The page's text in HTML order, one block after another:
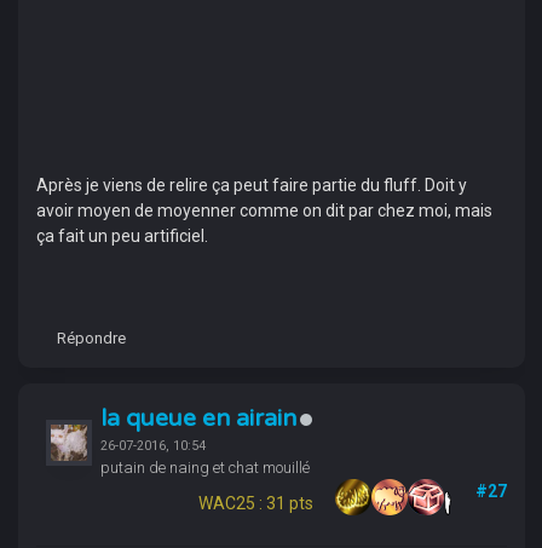
Après je viens de relire ça peut faire partie du fluff. Doit y
avoir moyen de moyenner comme on dit par chez moi, mais
ça fait un peu artificiel.
Répondre
la queue en airain
26-07-2016, 10:54
putain de naing et chat mouillé
WAC25 : 31 pts
#27